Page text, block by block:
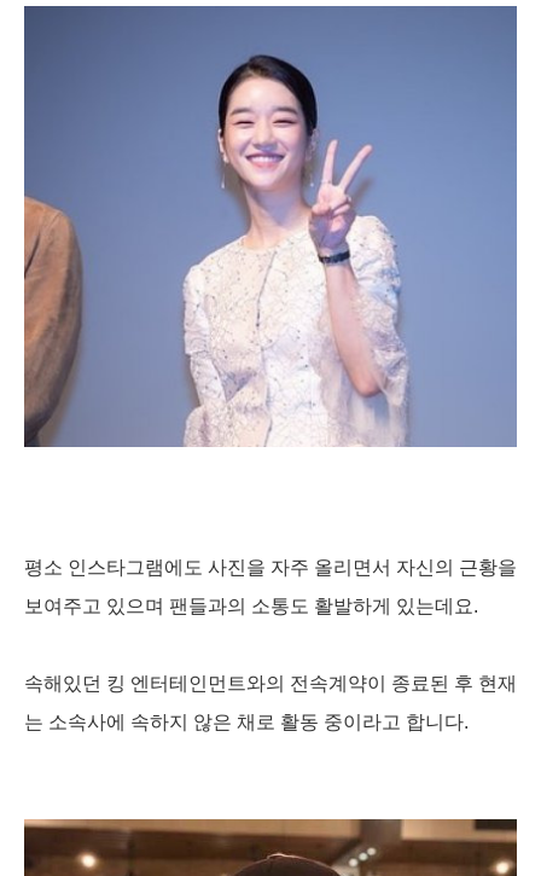
평소 인스타그램에도 사진을 자주 올리면서 자신의 근황을
보여주고 있으며 팬들과의 소통도 활발하게 있는데요.
속해있던 킹 엔터테인먼트와의 전속계약이 종료된 후 현재
는 소속사에 속하지 않은 채로 활동 중이라고 합니다.